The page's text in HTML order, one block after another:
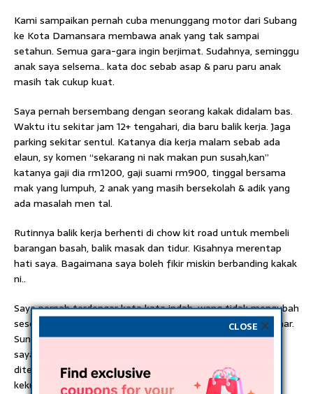
Kami sampaikan pernah cuba menunggang motor dari Subang
ke Kota Damansara membawa anak yang tak sampai
setahun. Semua gara-gara ingin berjimat. Sudahnya, seminggu
anak saya selsema.. kata doc sebab asap & paru paru anak
masih tak cukup kuat.
Saya pernah bersembang dengan seorang kakak didalam bas.
Waktu itu sekitar jam 12+ tengahari, dia baru balik kerja. Jaga
parking sekitar sentul. Katanya dia kerja malam sebab ada
elaun, sy komen “sekarang ni nak makan pun susah,kan”
katanya gaji dia rm1200, gaji suami rm900, tinggal bersama
mak yang lumpuh, 2 anak yang masih bersekolah & adik yang
ada masalah men tal.
Rutinnya balik kerja berhenti di chow kit road untuk membeli
barangan basah, balik masak dan tidur. Kisahnya merentap
hati saya. Bagaimana saya boleh fikir miskin berbanding kakak
ni..
Saya pernah terdengar kata kata indah, wang tidak mengubah
seseorang, wang hanya menzahirkan nilai kamu yang sebenar.
Sungguh! Bila tiada seorang pun dari 6 orang ahli keluarga
saya sudi datang kerumah, terniang niang kata kata ini
ditelinga. Tinggal di flat murahan dengan perabot serba
kekurangan membuatkan saya rasa sedikit terhina.
CLOSE